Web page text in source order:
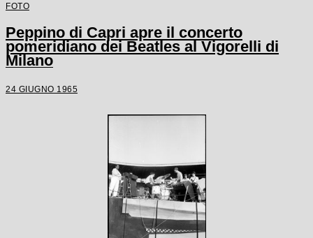
FOTO
Peppino di Capri apre il concerto
pomeridiano dei Beatles al Vigorelli di
Milano
24 GIUGNO 1965